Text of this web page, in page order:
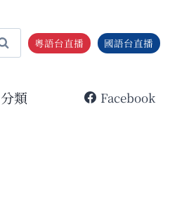
粵語台直播 國語台直播
分類 Facebook